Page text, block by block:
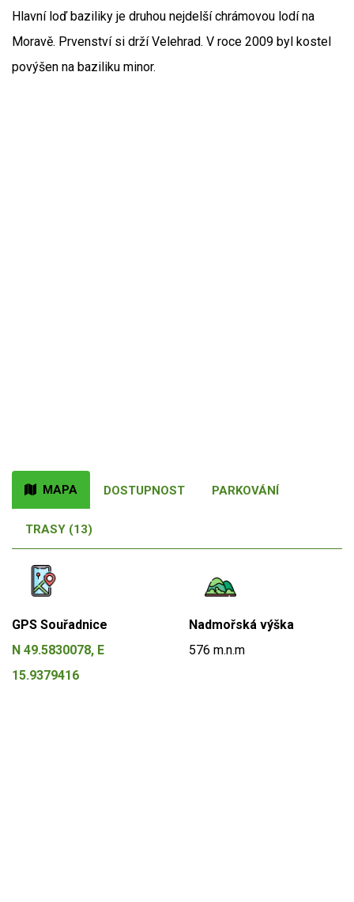
Hlavní loď baziliky je druhou nejdelší chrámovou lodí na
Moravě. Prvenství si drží Velehrad. V roce 2009 byl kostel
povýšen na baziliku minor.
MAPA DOSTUPNOST PARKOVÁNÍ
TRASY (13)
GPS Souřadnice
N 49.5830078, E
15.9379416
Nadmořská výška
576 m.n.m